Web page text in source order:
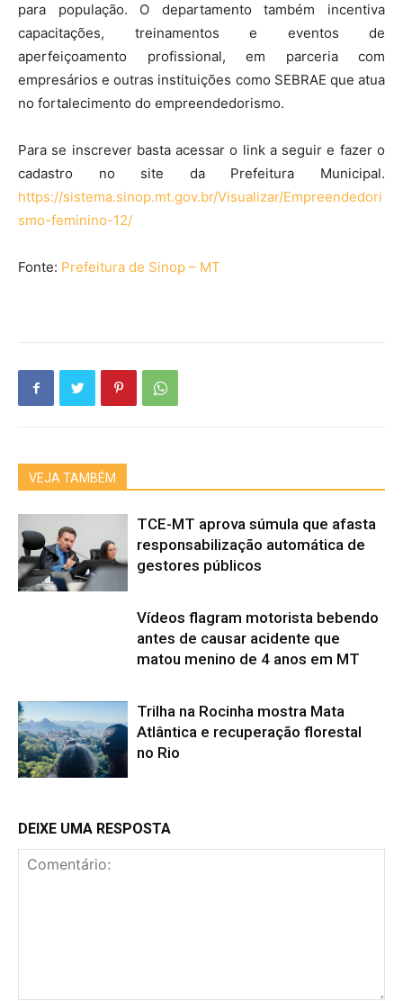
para população. O departamento também incentiva
capacitações, treinamentos e eventos de
aperfeiçoamento profissional, em parceria com
empresários e outras instituições como SEBRAE que atua
no fortalecimento do empreendedorismo.
Para se inscrever basta acessar o link a seguir e fazer o
cadastro no site da Prefeitura Municipal.
https://sistema.sinop.mt.gov.br/Visualizar/Empreendedori
smo-feminino-12/
Fonte: Prefeitura de Sinop – MT
VEJA TAMBÉM
TCE-MT aprova súmula que afasta
responsabilização automática de
gestores públicos
Vídeos flagram motorista bebendo
antes de causar acidente que
matou menino de 4 anos em MT
Trilha na Rocinha mostra Mata
Atlântica e recuperação florestal
no Rio
DEIXE UMA RESPOSTA